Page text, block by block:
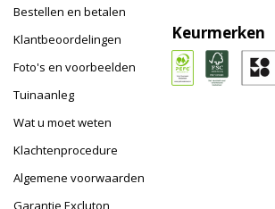
Bestellen en betalen
Klantbeoordelingen
Foto's en voorbeelden
Tuinaanleg
Wat u moet weten
Klachtenprocedure
Algemene voorwaarden
Garantie Excluton
Keurmerken